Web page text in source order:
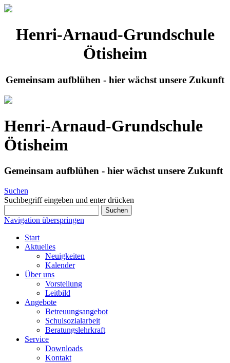
Henri-Arnaud-Grundschule
Ötisheim
Gemeinsam aufblühen - hier wächst unsere Zukunft
Henri-Arnaud-Grundschule
Ötisheim
Gemeinsam aufblühen - hier wächst unsere Zukunft
Suchen
Suchbegriff eingeben und enter drücken
Suchen
Navigation überspringen
Start
Aktuelles
Neuigkeiten
Kalender
Über uns
Vorstellung
Leitbild
Angebote
Betreuungsangebot
Schulsozialarbeit
Beratungslehrkraft
Service
Downloads
Kontakt